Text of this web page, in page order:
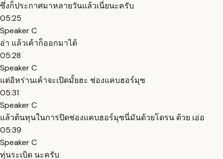
ซึ่งก็ประกาศมาหลายวันแล้วเนี่ยนะครับ
05:25
Speaker C
อ่า แล้วเค้าก็ออกมาได้
05:28
Speaker C
แต่อิหร่านเค้าจะเปิดมั้ยฮะ ช่องแคบฮอร์มุซ
05:31
Speaker C
แล้วต้นทุนในการปิดช่องแคบฮอร์มุซนี่มันด้วยโดรน ด้วย เอ่อ
05:39
Speaker C
ทุ่นระเบิด นะครับ